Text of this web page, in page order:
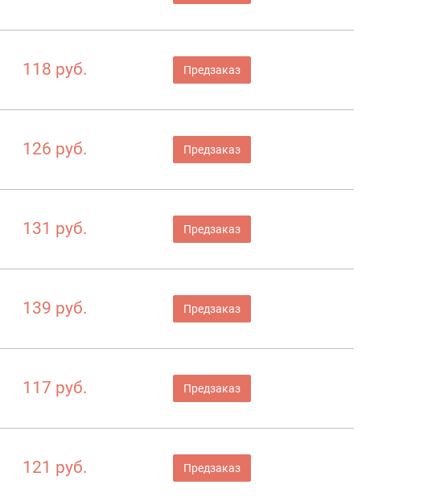
118 руб. Предзаказ
126 руб. Предзаказ
131 руб. Предзаказ
139 руб. Предзаказ
117 руб. Предзаказ
121 руб. Предзаказ